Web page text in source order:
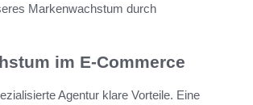
Markenwachstum durch
im E-Commerce
Agentur klare Vorteile. Eine